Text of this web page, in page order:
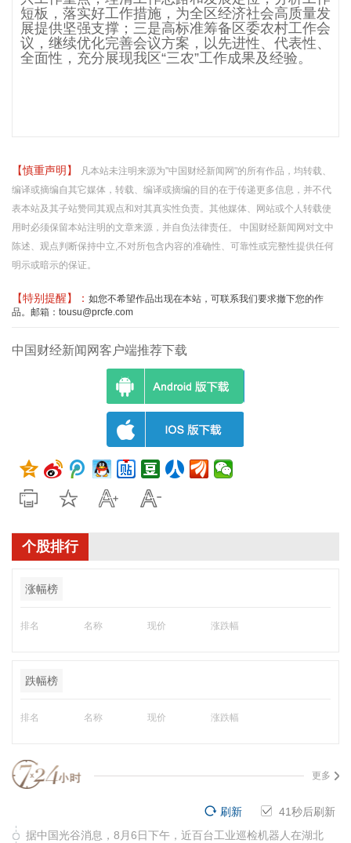
短板，落实好工作措施，为全区经济社会高质量发
展提供坚强支撑；三是高标准筹备区委农村工作会
议，继续优化完善会议方案，以先进性、代表性、
全面性，充分展现我区“三农”工作成果及经验。
【慎重声明】
凡本站未注明来源为"中国财经新闻网"的所有作品，均转载、
编译或摘编自其它媒体，转载、编译或摘编的目的在于传递更多信息，并不代
表本站及其子站赞同其观点和对其真实性负责。其他媒体、网站或个人转载使
用时必须保留本站注明的文章来源，并自负法律责任。 中国财经新闻网对文中
陈述、观点判断保持中立,不对所包含内容的准确性、可靠性或完整性提供任何
明示或暗示的保证。
【特别提醒】： 如您不希望作品出现在本站，可联系我们要求撤下您的作
品。邮箱：tousu@prcfe.com
中国财经新闻网客户端推荐下载
个股排行
涨幅榜
排名 名称 现价 涨跌幅
跌幅榜
排名 名称 现价 涨跌幅
更多
40秒后刷新
刷新
据中国光谷消息，8月6日下午，近百台工业巡检机器人在湖北